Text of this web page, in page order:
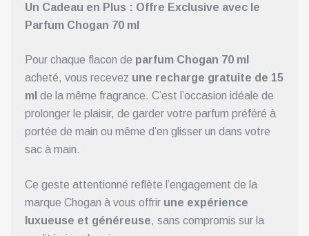
Un Cadeau en Plus : Offre Exclusive avec le
Parfum Chogan 70 ml
Pour chaque flacon de parfum Chogan 70 ml
acheté, vous recevez une recharge gratuite de 15
ml de la même fragrance. C’est l’occasion idéale de
prolonger le plaisir, de garder votre parfum préféré à
portée de main ou même d’en glisser un dans votre
sac à main.
Ce geste attentionné reflète l’engagement de la
marque Chogan à vous offrir une expérience
luxueuse et généreuse, sans compromis sur la